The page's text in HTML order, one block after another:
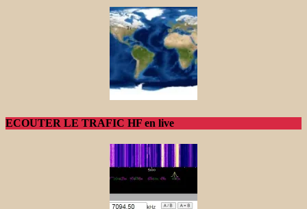
ECOUTER LE TRAFIC HF en live